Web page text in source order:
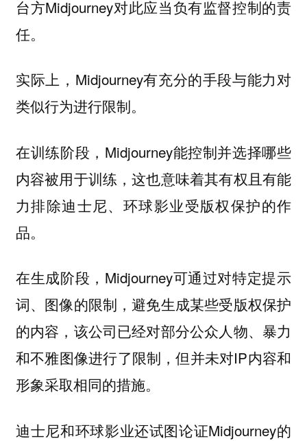
台方Midjourney对此应当负有监督控制的责
任。
实际上，Midjourney有充分的手段与能力对
类似行为进行限制。
在训练阶段，Midjourney能控制并选择哪些
内容被用于训练，这也意味着其有权且有能
力排除迪士尼、环球影业受版权保护的作
品。
在生成阶段，Midjourney可通过对特定提示
词、图像的限制，避免生成某些受版权保护
的内容，该公司已经对部分公众人物、暴力
和不雅图像进行了限制，但并未对IP内容和
形象采取相同的措施。
迪士尼和环球影业还试图论证Midjourney的